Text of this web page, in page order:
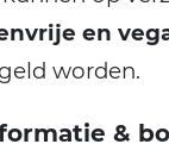
en
worden.
&